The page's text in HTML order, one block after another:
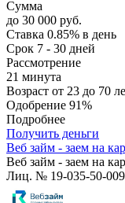
Сумма
до 30 000 руб.
Ставка 0.85% в день
Срок 7 - 30 дней
Рассмотрение
21 минута
Возраст от 23 до 70
Одобрение 91%
Подробнее
Получить деньги
Веб займ - заем на
Веб займ - заем на
Лиц. № 19-035-50-